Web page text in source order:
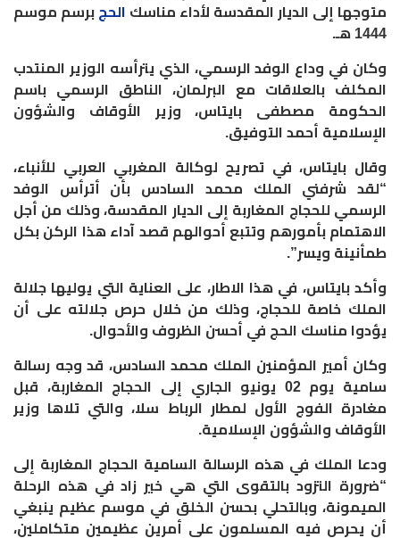
متوجها إلى الديار المقدسة لأداء مناسك الحج برسم موسم
1444 هـ
.
وكان في وداع الوفد الرسمي، الذي يترأسه الوزير المنتدب
المكلف بالعلاقات مع البرلمان، الناطق الرسمي باسم
الحكومة مصطفى بايتاس، وزير الأوقاف والشؤون
الإسلامية أحمد التوفيق.
وقال بايتاس، في تصريح لوكالة المغربي العربي للأنباء،
“لقد شرفني الملك محمد السادس بأن أترأس الوفد
الرسمي للحجاج المغاربة إلى الديار المقدسة، وذلك من أجل
الاهتمام بأمورهم وتتبع أحوالهم قصد آداء هذا الركن بكل
طمأنينة ويسر”.
وأكد بايتاس، في هذا الاطار، على العناية التي يوليها جلالة
الملك خاصة للحجاج، وذلك من خلال حرص جلالته على أن
يؤدوا مناسك الحج في أحسن الظروف والأحوال.
وكان أمير المؤمنين الملك محمد السادس، قد وجه رسالة
سامية يوم 02 يونيو الجاري إلى الحجاج المغاربة، قبل
مغادرة الفوج الأول لمطار الرباط سلا، والتي تلاها وزير
الأوقاف والشؤون الإسلامية.
ودعا الملك في هذه الرسالة السامية الحجاج المغاربة إلى
“ضرورة التزود بالتقوى التي هي خير زاد في هذه الرحلة
الميمونة، وبالتحلي بحسن الخلق في موسم عظيم ينبغي
أن يحرص فيه المسلمون على أمرين عظيمين متكاملين،